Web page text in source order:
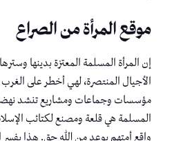
موقع المرأة من الصراع
إن المرأة المسلمة المعتزة بدينها
الأجيال المنتصرة، لهي أخطر على
مؤسسات وجماعات ومشاريع تنشد نهضة
المسلمة هي قلعة ومصنع لكتائب
واقع أمتهم بوعد من الله حق. هذا يفسر